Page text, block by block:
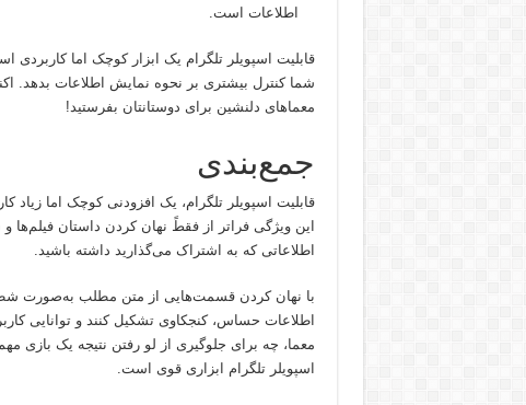
اطلاعات است.
قابلیت اسپویلر تلگرام یک ابزار کوچک اما
شما کنترل بیشتری بر نحوه نمایش اطلاعات بدهد.
معماهای دلنشین برای دوستانتان بفرستید!
جمع‌بندی
قابلیت اسپویلر تلگرام، یک افزودنی کوچک اما
این ویژگی فراتر از فقطً نهان کردن داستان
اطلاعاتی که به اشتراک می‌گذارید داشته باشید.
با نهان کردن قسمت‌هایی از متن مطلب به‌صورت
اطلاعات حساس، کنجکاوی تشکیل کنند و توانایی
معما، چه برای جلوگیری از لو رفتن نتیجه یک بازی
اسپویلر تلگرام ابزاری قوی است.